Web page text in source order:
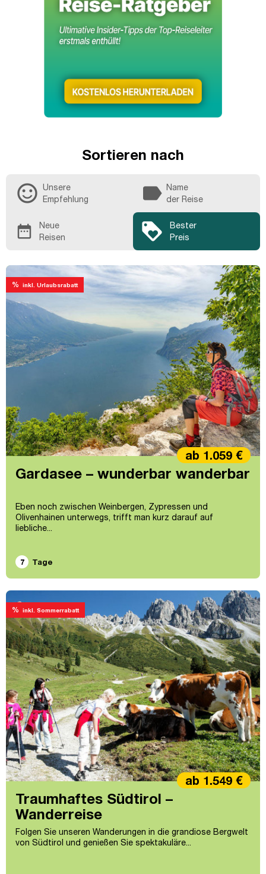
Sortieren nach
sentiment_satisfied_alt
Unsere
Empfehlung
label Name
der Reise
date_range
Neue
Reisen
loyalty
Bester
Preis
% inkl. Urlaubsrabatt
Gardasee – wunderbar wanderbar
Eben noch zwischen Weinbergen, Zypressen und
Olivenhainen unterwegs, trifft man kurz darauf auf
liebliche...
ab 1.059 €
7 Tage
% inkl. Sommerrabatt
Traumhaftes Südtirol –
Wanderreise
Folgen Sie unseren Wanderungen in die grandiose Bergwelt
von Südtirol und genießen Sie spektakuläre...
ab 1.549 €